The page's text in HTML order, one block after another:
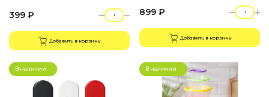
399 ₽
Добавить в корзину
899 ₽
Добавить в корзину
В наличии В наличии